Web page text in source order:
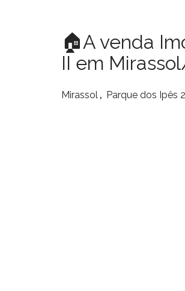
🏠A venda
II em
Mirassol , Parque dos Ipês 2